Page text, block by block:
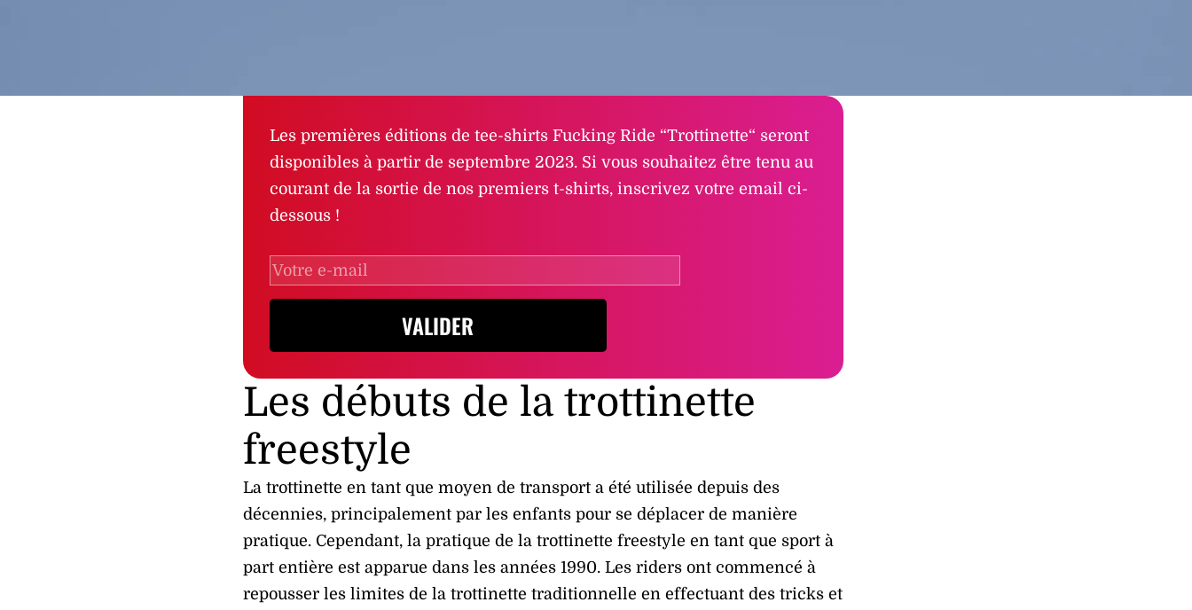
Les premières éditions de tee-shirts Fucking Ride “Trottinette“ seront
disponibles à partir de septembre 2023. Si vous souhaitez être tenu au
courant de la sortie de nos premiers t-shirts, inscrivez votre email ci-
dessous !
VALIDER
Les débuts de la trottinette
freestyle
La trottinette en tant que moyen de transport a été utilisée depuis des
décennies, principalement par les enfants pour se déplacer de manière
pratique. Cependant, la pratique de la trottinette freestyle en tant que sport à
part entière est apparue dans les années 1990. Les riders ont commencé à
repousser les limites de la trottinette traditionnelle en effectuant des tricks et